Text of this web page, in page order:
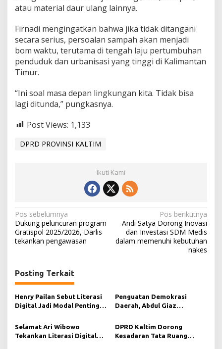
atau material daur ulang lainnya.
Firnadi mengingatkan bahwa jika tidak ditangani
secara serius, persoalan sampah akan menjadi
bom waktu, terutama di tengah laju pertumbuhan
penduduk dan urbanisasi yang tinggi di Kalimantan
Timur.
“Ini soal masa depan lingkungan kita. Tidak bisa
lagi ditunda,” pungkasnya.
Post Views: 1,133
DPRD PROVINSI KALTIM
Ikuti Kami
N
a
v
g
a
s
p
o
Pos sebelumnya
Dukung peluncuran program
Gratispol 2025/2026, Darlis
tekankan pengawasan
Pos berikutnya
Andi Satya Dorong Inovasi
dan Investasi SDM Medis
dalam memenuhi kebutuhan
nakes
Posting Terkait
Henry Pailan Sebut Literasi
Digital Jadi Modal Penting
Lebih Terbuka
Penguatan Demokrasi
Daerah, Abdul Giaz
Teknologi Informasi
Selamat Ari Wibowo
Tekankan Literasi Digital
DPRD Kaltim Dorong
Kesadaran Tata Ruang